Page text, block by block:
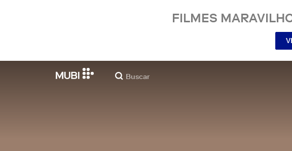
FILMES